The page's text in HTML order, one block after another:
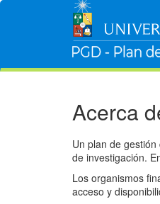
Acerca
Un plan de
de investigación.
Los organismos
acceso y